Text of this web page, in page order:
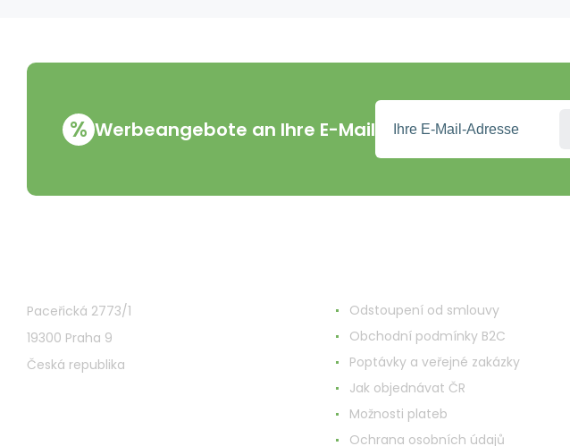
% Werbeangebote an Ihre E-Mail
Paceřická 2773/1
19300 Praha 9
Česká republika
Odstoupení od smlouvy
Obchodní podmínky B2C
Poptávky a veřejné zakázky
Jak objednávat ČR
Možnosti plateb
Ochrana osobních údajů